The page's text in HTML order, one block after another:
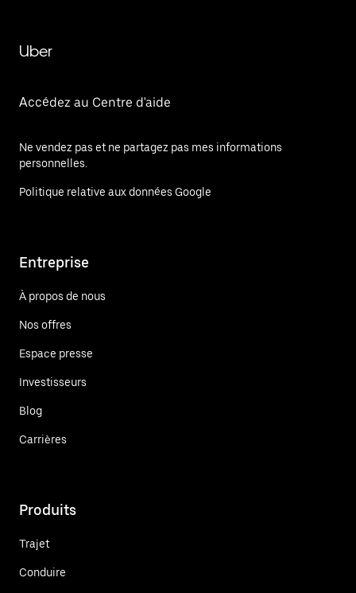
Uber
Accédez au Centre d'aide
Ne vendez pas et ne partagez pas mes informations
personnelles.
Politique relative aux données Google
Entreprise
À propos de nous
Nos offres
Espace presse
Investisseurs
Blog
Carrières
Produits
Trajet
Conduire